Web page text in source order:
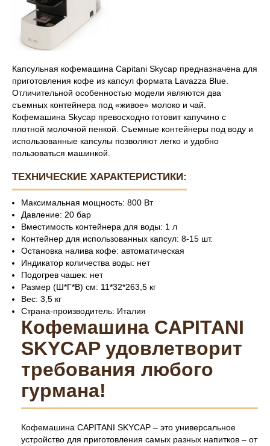
Капсульная кофемашина Capitani Skycap предназначена для
приготовления кофе из капсул формата Lavazza Blue.
Отличительной особенностью модели являются два
съемных контейнера под «живое» молоко и чай.
Кофемашина Skycap превосходно готовит капучино с
плотной молочной пенкой. Съемные контейнеры под воду и
использованные капсулы позволяют легко и удобно
пользоваться машинкой.
ТЕХНИЧЕСКИЕ ХАРАКТЕРИСТИКИ:
Максимальная мощность: 800 Вт
Давление: 20 бар
Вместимость контейнера для воды: 1 л
Контейнер для использованных капсул: 8-15 шт.
Остановка налива кофе: автоматическая
Индикатор количества воды: нет
Подогрев чашек: нет
Размер (Ш*Г*В) см: 11*32*263,5 кг
Вес: 3,5 кг
Страна-производитель: Италия
Кофемашина CAPITANI
SKYCAP удовлетворит
требования любого
гурмана!
Кофемашина CAPITANI SKYCAP – это универсальное
устройство для приготовления самых разных напитков – от